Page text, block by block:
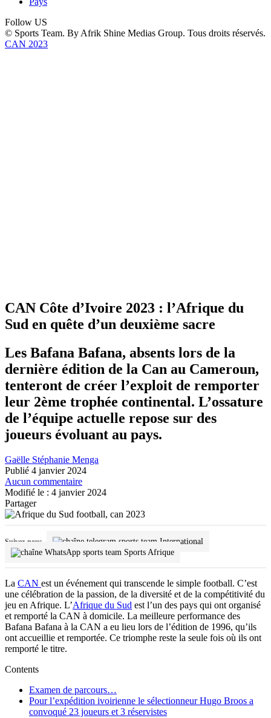
Follow US
© Sports Team. By Afrik Shine Medias Group. Tous droits réservés.
CAN 2023
CAN Côte d’Ivoire 2023 : l’Afrique du
Sud en quête d’un deuxième sacre
Les Bafana Bafana, absents lors de la
dernière édition de la Can au Cameroun,
tenteront de créer l’exploit de remporter
leur 2ème trophée continental. L’ossature
de l’équipe actuelle repose sur des
joueurs évoluant au pays.
Gaëlle Stéphanie Menga
Publié 4 janvier 2024
Aucun commentaire
Modifié le : 4 janvier 2024
Partager
Suivez-nous
International
Sports Afrique
La CAN est un événement qui transcende le simple football. C’est
une célébration de la passion, de la diversité et de la compétitivité du
jeu en Afrique. L’Afrique du Sud est l’un des pays qui ont organisé
et remporté la CAN à domicile. La meilleure performance des
Bafana Bafana à la CAN a eu lieu lors de l’édition de 1996, qu’ils
ont accueillie et remportée. Ce triomphe reste la seule fois où ils ont
remporté le titre.
Contents
Examen de parcours…
Pour l’expédition ivoirienne le sélectionneur Hugo Broos a
convoqué 23 joueurs et 3 réservistes